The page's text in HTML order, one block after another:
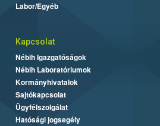
Labor/Egyéb
Kapcsolat
Nébih Igazgatóságok
Nébih Laboratóriumok
Kormányhivatalok
Sajtókapcsolat
Ügyfélszolgálat
Hatósági jogsegély